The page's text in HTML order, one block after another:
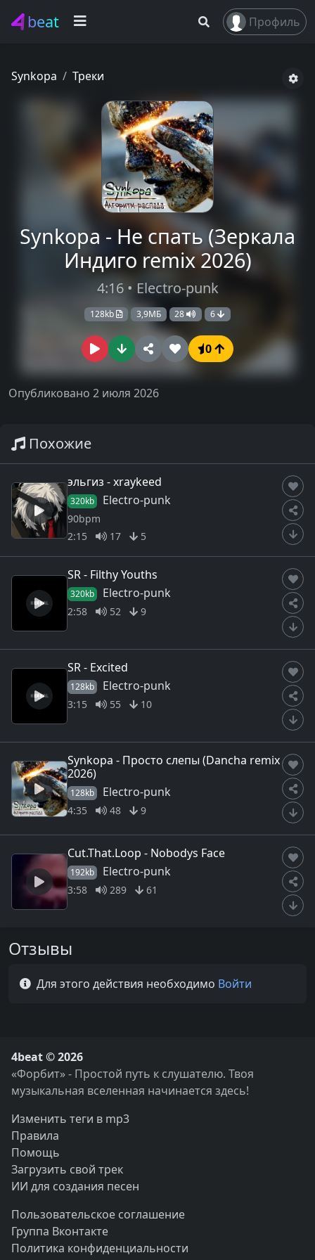
beat Профиль
Synkopa Треки
Synkopa - Не спать (Зеркала
Индиго remix 2026)
4:16 • Electro-punk
128kb 3,9МБ 28 6
0
Опубликовано 2 июля 2026
Похожие
эльгиз - xraykeed
320kb Electro-punk
90bpm
2:15
17 5
SR - Filthy Youths
320kb Electro-punk
2:58 52 9
SR - Excited
128kb Electro-punk
3:15 55 10
Synkopa - Просто слепы (Dancha remix
2026)
128kb Electro-punk
4:35 48 9
Cut.That.Loop - Nobodys Face
192kb Electro-punk
3:58 289 61
Отзывы
Для этого действия необходимо Войти
4beat © 2026
«Форбит» - Простой путь к слушателю. Твоя
музыкальная вселенная начинается здесь!
Изменить теги в mp3
Правила
Помощь
Загрузить свой трек
ИИ для создания песен
Пользовательское соглашение
Группа Вконтакте
Политика конфиденциальности